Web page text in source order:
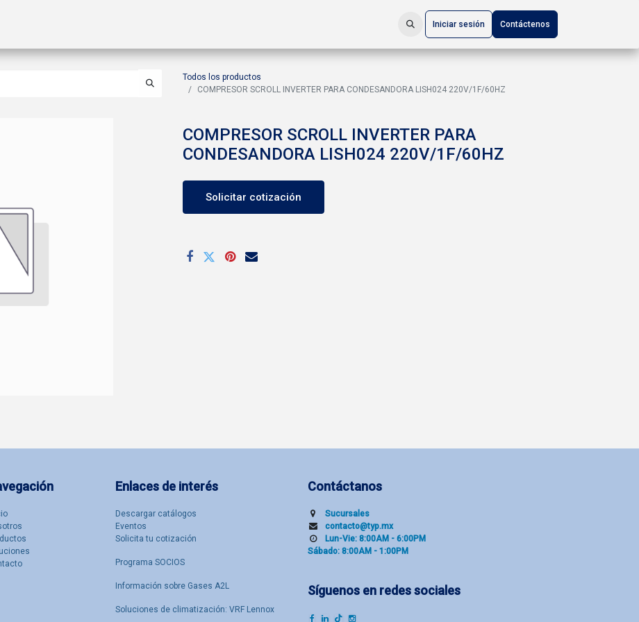
Iniciar sesión Contáctenos
Todos los productos
COMPRESOR SCROLL INVERTER PARA CONDESANDORA LISH024 220V/1F/60HZ
COMPRESOR SCROLL INVERTER PARA
CONDESANDORA LISH024 220V/1F/60HZ
Solicitar cotización
Enlaces de interés
Descargar catálogos
Eventos
Solicita tu cotización
Programa SOCIOS
Información sobre Gases A2L
Soluciones de climatización: VRF Lennox
Contáctanos
Sucu​rsal​es
contacto@typ.mx
Lun-Vie: 8:00AM - 6:00PM
Sábado: 8:00AM - 1:00PM
Síguenos en redes sociales